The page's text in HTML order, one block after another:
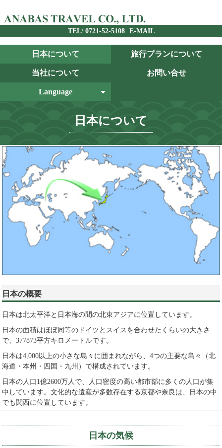
TEL/ 0721-52-5108 E-MAIL
日本について 旅行プランについて
当社について お問い合せ
Language
日本について
日本の概要
日本は北太平洋と日本海の間の北東アジアに位置しています。
日本の面積はほぼ同等のドイツとスイスを合わせたくらいの大きさ
で、377873平方キロメートルです。
日本は4,000以上の小さな島々に囲まれながら、4つの主要な島々（北
海道・本州・四国・九州）で構成されています。
日本の人口1億2600万人で、人口密度の高い都市部に多くの人口が集
中しています。文化的な遺産が多数存在する京都や奈良は、日本の中
でも関西に位置しています。
日本の気候